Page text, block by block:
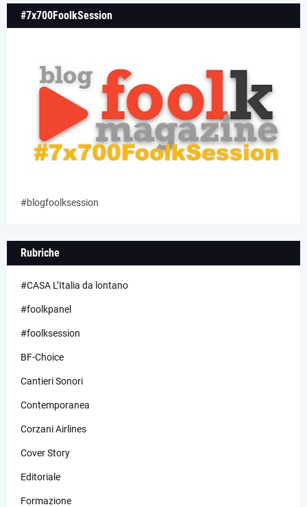
#7x700FoolkSession
#blogfoolksession
Rubriche
#CASA L’Italia da lontano
#foolkpanel
#foolksession
BF-Choice
Cantieri Sonori
Contemporanea
Corzani Airlines
Cover Story
Editoriale
Formazione